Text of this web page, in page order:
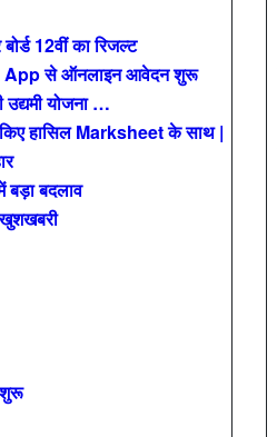
12वीं का रिजल्ट
App से ऑनलाइन आवेदन शुरू
योजना …
हासिल Marksheet के साथ |
बदलाव